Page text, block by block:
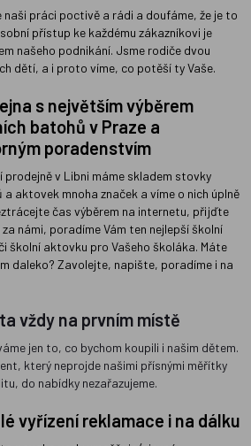
naši práci poctivě a rádi a doufáme, že je to
přístup ke každému zákazníkovi je
našeho podnikání. Jsme rodiče dvou
dětí, a i proto víme, co potěší ty Vaše.
s největším výběrem
batohů v Praze a
poradenstvím
prodejně v Libni máme skladem stovky
a aktovek mnoha značek a víme o nich úplně
čas výběrem na internetu, přijďte
námi, poradíme Vám ten nejlepší školní
školní aktovku pro Vašeho školáka. Máte
daleko? Zavolejte, napište, poradíme i na
vždy na prvním místě
jen to, co bychom koupili i našim dětem.
který neprojde našimi přísnými měřítky
do nabídky nezařazujeme.
vyřízení reklamace i na dálku